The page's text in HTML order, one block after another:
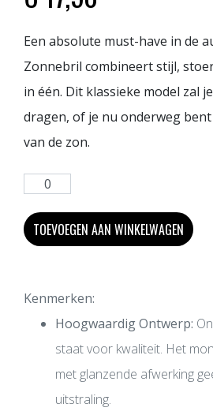
Een absolute must-have in de
Zonnebril combineert stijl,
in één. Dit klassieke model zal
dragen, of je nu onderweg
van de zon.
TOEVOEGEN AAN WINKELWAGEN
Kenmerken:
Hoogwaardig Ontwerp:
staat voor kwaliteit. Het
met glanzende afwerking
uitstraling.